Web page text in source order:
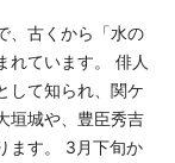
、古くから「水の
れています。 俳人
して知られ、関ケ
垣城や、豊臣秀吉
ます。 3月下旬か